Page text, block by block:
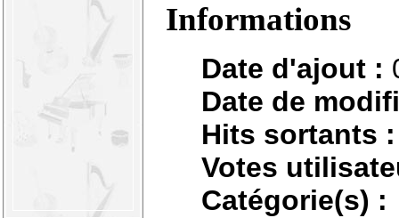
Informations
Date d'ajout :
Date de
Hits sortants :
Votes
Catégorie(s) :